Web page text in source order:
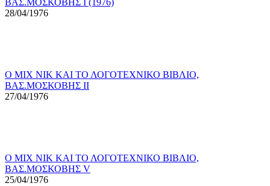
ΒΑΣ.ΜΟΣΚΟΒΗΣ Ι (1976)
28/04/1976
Ο ΜΙΧ ΝΙΚ ΚΑΙ ΤΟ ΛΟΓΟΤΕΧΝΙΚΟ ΒΙΒΛΙΟ,
ΒΑΣ.ΜΟΣΚΟΒΗΣ ΙΙ
27/04/1976
Ο ΜΙΧ ΝΙΚ ΚΑΙ ΤΟ ΛΟΓΟΤΕΧΝΙΚΟ ΒΙΒΛΙΟ,
ΒΑΣ.ΜΟΣΚΟΒΗΣ V
25/04/1976